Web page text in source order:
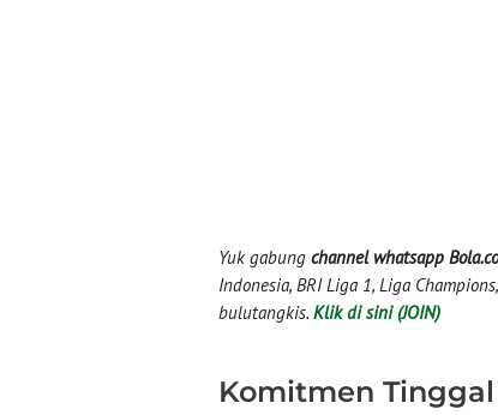
Yuk gabung channel whatsapp
Indonesia, BRI Liga 1, Liga
bulutangkis. Klik di sini (JOIN)
Komitmen